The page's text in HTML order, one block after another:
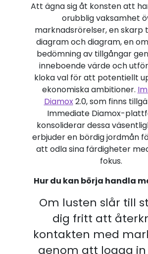
Att ägna sig åt konsten att
orubblig vaksamhet
marknadsrörelser, en skarp
diagram och diagram, en
bedömning av tillgångar
inneboende värde och
kloka val för att potentiellt
ekonomiska ambitioner.
Diamox2.0, som finns
Immediate Diamox-
konsoliderar dessa
erbjuder en bördig jordmån
att odla sina färdigheter
fokus.
Hur du kan börja handla
Om lusten slår till
dig fritt att
kontakten med
genom att logga